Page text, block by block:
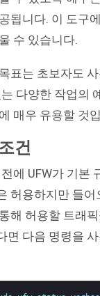
됩니다. 이 도구
수 있습니다.
표는 초보자도
다양한 작업의
매우 유용할 것
건
에 UFW가 기본
허용하지만 들
해 허용할 트래
면 다음 명령을